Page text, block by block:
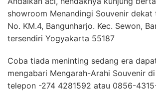
showroom Menandingi Souvenir
No. KM.4, Bangunharjo. Kec. Sewon,
tersendiri Yogyakarta 55187
Coba tiada meninting sedang era
mengabari Mengarah-Arahi Souvenir
telepon -274 4281592 atau 0856-